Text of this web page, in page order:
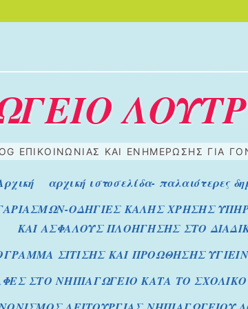
ΕΠΙΚΟΙΝΩΝΙΑΣ ΚΑΙ ΕΝΗΜΕΡΩΣΗΣ ΓΙΑ
αρχική ιστοσελίδα- παλαιότερες
ΟΔΗΓΙΕΣ ΚΑΛΗΣ ΧΡΗΣΗΣ
ΚΑΙ ΑΣΦΑΛΟΥΣ ΠΛΟΗΓΗΣΗΣ ΣΤΟ
ΣΙΤΙΣΗΣ ΚΑΙ ΠΡΟΩΘΗΣΗΣ
ΣΤΟ ΝΗΠΙΑΓΩΓΕΙΟ ΚΑΤΑ ΤΟ ΣΧΟΛΙΚΟ